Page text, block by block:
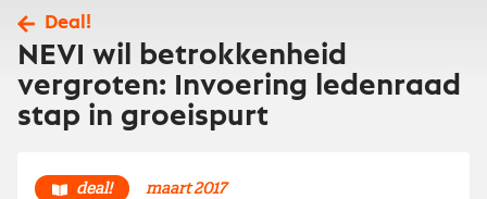
Deal!
NEVI wil betrokkenheid
vergroten: Invoering ledenraad
stap in groeispurt
deal! maart 2017